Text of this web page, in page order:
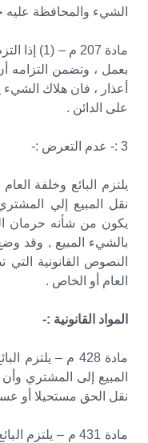
الشيء والمحافظة عليه
مادة 207 م
بعمل ، وتضمن التزامه
أعذار ، فان هلاك الشيء
على الدائن .
3 :- عدم التعرض :-
يلتزم البائع وخلفة
نقل المبيع إلي
يكون من شأنه حرمان
بالشيء المبيع , وقد
النصوص القانونية
العام أو الخاص .
المواد القانونية :-
مادة 428 م –
المبيع إلى المشتري
نقل الحق مستحيلا أو
مادة 431 م –